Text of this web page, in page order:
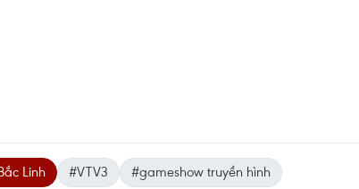
Linh #VTV3 #gameshow truyền hình